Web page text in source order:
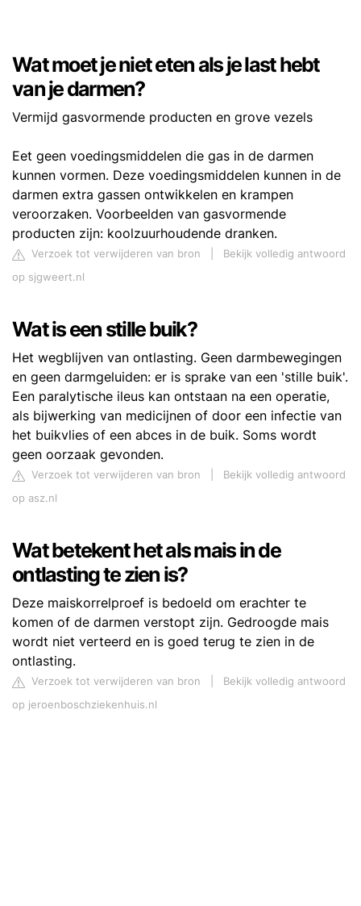
Wat moet je niet eten als je last hebt
van je darmen?
Vermijd gasvormende producten en grove vezels
Eet geen voedingsmiddelen die gas in de darmen
kunnen vormen. Deze voedingsmiddelen kunnen in de
darmen extra gassen ontwikkelen en krampen
veroorzaken. Voorbeelden van gasvormende
producten zijn: koolzuurhoudende dranken.
Verzoek tot verwijderen van bron
Bekijk volledig antwoord
op sjgweert.nl
Wat is een stille buik?
Het wegblijven van ontlasting. Geen darmbewegingen
en geen darmgeluiden: er is sprake van een 'stille buik'.
Een paralytische ileus kan ontstaan na een operatie,
als bijwerking van medicijnen of door een infectie van
het buikvlies of een abces in de buik. Soms wordt
geen oorzaak gevonden.
Verzoek tot verwijderen van bron
Bekijk volledig antwoord
op asz.nl
Wat betekent het als mais in de
ontlasting te zien is?
Deze maiskorrelproef is bedoeld om erachter te
komen of de darmen verstopt zijn. Gedroogde mais
wordt niet verteerd en is goed terug te zien in de
ontlasting.
Verzoek tot verwijderen van bron
Bekijk volledig antwoord
op jeroenboschziekenhuis.nl